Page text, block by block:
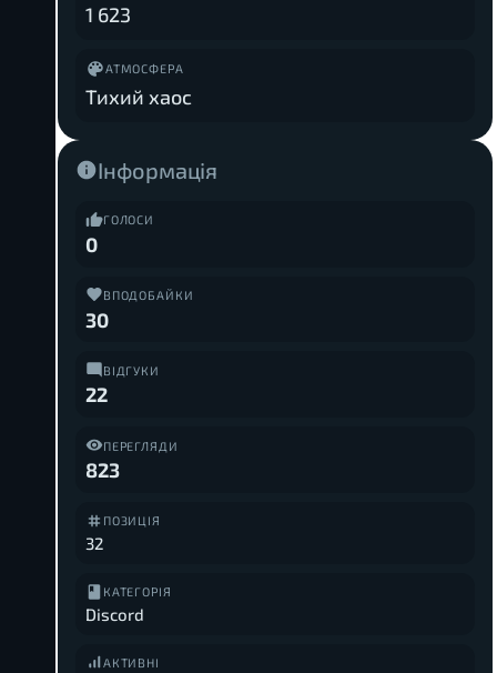
1 623
АТМОСФЕРА
Тихий хаос
Інформація
ГОЛОСИ
0
ВПОДОБАЙКИ
30
ВІДГУКИ
22
ПЕРЕГЛЯДИ
823
ПОЗИЦІЯ
32
КАТЕГОРІЯ
Discord
АКТИВНІ